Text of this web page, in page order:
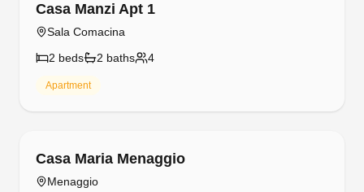
Casa Manzi Apt 1
Sala Comacina
2 beds 2 baths 4
Apartment
Casa Maria Menaggio
Menaggio